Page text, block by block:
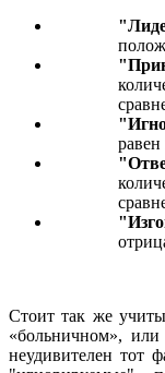
Стоит так же
«больничном»,
неудивителен тот